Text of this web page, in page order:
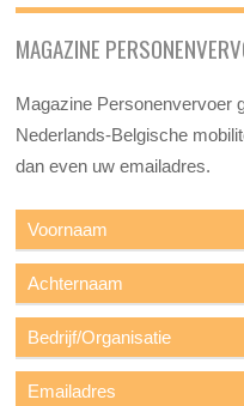
MAGAZINE
Magazine Personenvervoer
Nederlands-Belgische
dan even uw emailadres.